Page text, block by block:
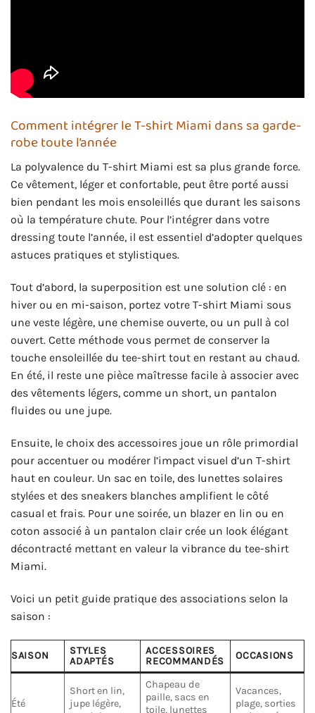
Comment intégrer le T-shirt Miami dans sa garde-
robe toute l’année
La polyvalence du T-shirt Miami est sa plus grande force.
Ce vêtement, léger et confortable, peut être porté aussi
bien pendant les mois ensoleillés que durant les saisons
où la température chute. Pour l’intégrer dans votre
dressing toute l’année, il est essentiel d’adopter quelques
astuces pratiques et stylistiques.
Tout d’abord, la superposition est une solution clé : en
hiver ou en mi-saison, portez votre T-shirt Miami sous
une veste légère, une chemise ouverte, ou un pull à col
ouvert. Cette méthode vous permet de conserver la
touche ensoleillée du tee-shirt tout en restant au chaud.
En été, il reste une pièce maîtresse facile à associer avec
des vêtements légers, comme un short, un pantalon
fluides ou une jupe.
Ensuite, le choix des accessoires joue un rôle primordial
pour accentuer ou modérer l’impact visuel d’un T-shirt
haut en couleur. Un sac en toile, des lunettes solaires
stylées et des sneakers blanches amplifient le côté
casual et frais. Pour une soirée, un blazer en lin ou en
coton associé à un pantalon clair crée un look élégant
décontracté mettant en valeur la vibrance du tee-shirt
Miami.
Voici un petit guide pratique des associations selon la
saison :
SAISON
STYLES
ADAPTÉS
ACCESSOIRES
RECOMMANDÉS
OCCASIONS
Été
Short en lin,
jupe légère,
Chapeau de
paille, sacs en
toile, lunettes
Vacances,
plage, sorties